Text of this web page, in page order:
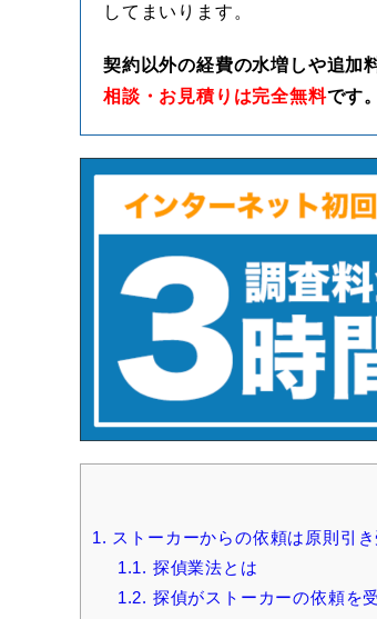
してまいります。
契約以外の経費の水増しや追加
相談・お見積りは完全無料です
1. ストーカーからの依頼は原則引
1.1. 探偵業法とは
1.2. 探偵がストーカーの依頼を